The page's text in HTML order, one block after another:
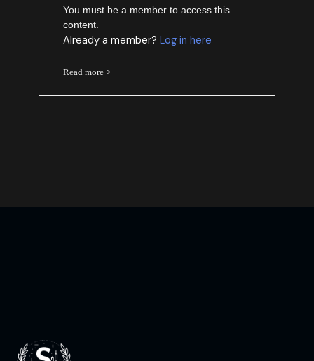
You must be a member to access this
content.
Already a member?Log in here
Read more >